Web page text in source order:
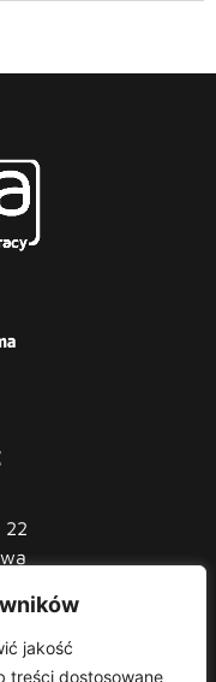
jakość
treści dostosowane
22
85
60